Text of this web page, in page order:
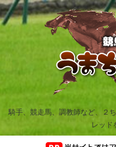
騎手、競走馬、調教師など、２
レッド